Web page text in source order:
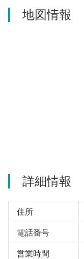
伊豆の国市
地図情報
詳細情報
住所
電話番号
営業時間